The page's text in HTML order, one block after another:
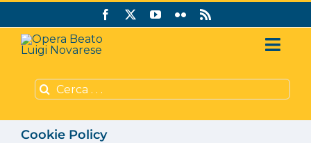
al
contenuto
Cerca
Cookie Policy